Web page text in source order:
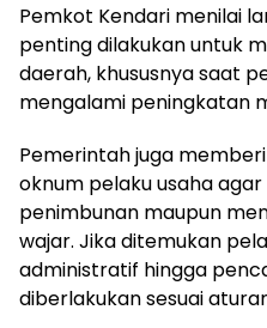
Pemkot Kendari menilai
penting dilakukan untuk
daerah, khususnya saat
mengalami peningkatan
Pemerintah juga
oknum pelaku usaha
penimbunan maupun
wajar. Jika ditemukan
administratif hingga
diberlakukan sesuai